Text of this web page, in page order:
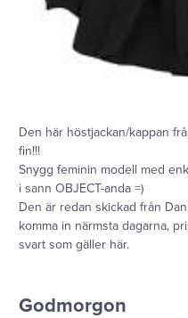
Den här höstjackan/kappan
fin!!!
Snygg feminin modell med
i sann OBJECT-anda =)
Den är redan skickad från
komma in närmsta dagarna,
svart som gäller här.
Godmorgon